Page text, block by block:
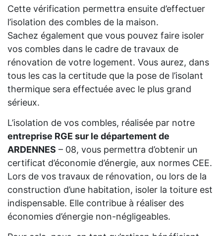
Cette vérification permettra ensuite d’effectuer
l’isolation des combles de la maison.
Sachez également que vous pouvez faire isoler
vos combles dans le cadre de travaux de
rénovation de votre logement. Vous aurez, dans
tous les cas la certitude que la pose de l’isolant
thermique sera effectuée avec le plus grand
sérieux.
L’isolation de vos combles, réalisée par notre
entreprise RGE sur le département de
ARDENNES – 08, vous permettra d’obtenir un
certificat d’économie d’énergie, aux normes CEE.
Lors de vos travaux de rénovation, ou lors de la
construction d’une habitation, isoler la toiture est
indispensable. Elle contribue à réaliser des
économies d’énergie non-négligeables.